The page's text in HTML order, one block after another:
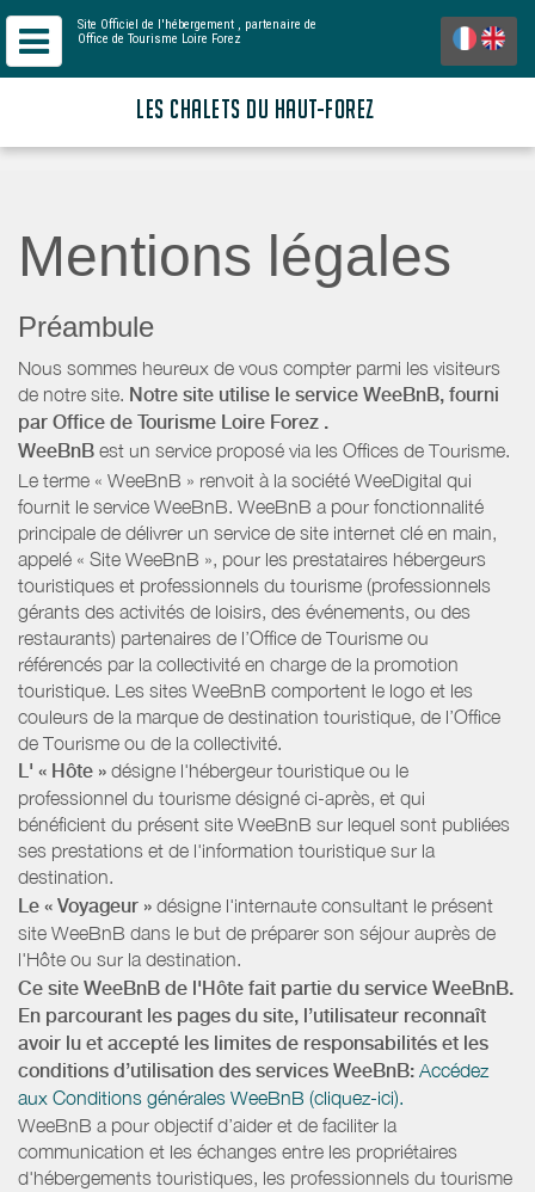
Site Officiel de l'hébergement , partenaire de
Office de Tourisme Loire Forez
LES CHALETS DU HAUT-FOREZ
Mentions légales
Préambule
Nous sommes heureux de vous compter parmi les visiteurs
de notre site. Notre site utilise le service WeeBnB, fourni
par Office de Tourisme Loire Forez .
WeeBnB est un service proposé via les Offices de Tourisme.
Le terme « WeeBnB » renvoit à la société WeeDigital qui
fournit le service WeeBnB. WeeBnB a pour fonctionnalité
principale de délivrer un service de site internet clé en main,
appelé « Site WeeBnB », pour les prestataires hébergeurs
touristiques et professionnels du tourisme (professionnels
gérants des activités de loisirs, des événements, ou des
restaurants) partenaires de l’Office de Tourisme ou
référencés par la collectivité en charge de la promotion
touristique. Les sites WeeBnB comportent le logo et les
couleurs de la marque de destination touristique, de l’Office
de Tourisme ou de la collectivité.
L' « Hôte » désigne l'hébergeur touristique ou le
professionnel du tourisme désigné ci-après, et qui
bénéficient du présent site WeeBnB sur lequel sont publiées
ses prestations et de l'information touristique sur la
destination.
Le « Voyageur » désigne l'internaute consultant le présent
site WeeBnB dans le but de préparer son séjour auprès de
l'Hôte ou sur la destination.
Ce site WeeBnB de l'Hôte fait partie du service WeeBnB.
En parcourant les pages du site, l’utilisateur reconnaît
avoir lu et accepté les limites de responsabilités et les
conditions d’utilisation des services WeeBnB: Accédez
aux Conditions générales WeeBnB (cliquez-ici).
WeeBnB a pour objectif d’aider et de faciliter la
communication et les échanges entre les propriétaires
d'hébergements touristiques, les professionnels du tourisme